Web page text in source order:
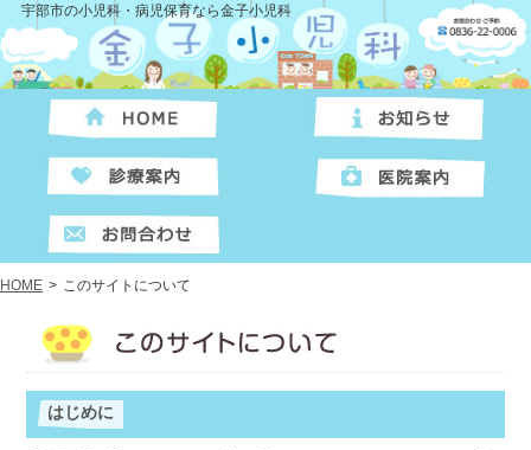
宇部市の小児科・病児保育なら金子小児科
HOME > このサイトについて
はじめに